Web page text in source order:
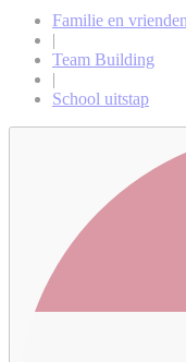
Familie en vrienden
|
Team Building
|
School uitstap